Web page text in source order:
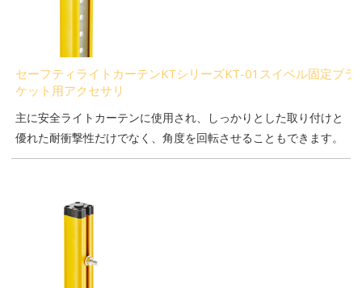
セーフティライトカーテンKTシリーズKT-01スイベル固定ブラ
ケット用アクセサリ
主に安全ライトカーテンに使用され、しっかりとした取り付けと
優れた耐衝撃性だけでなく、角度を回転させることもできます。